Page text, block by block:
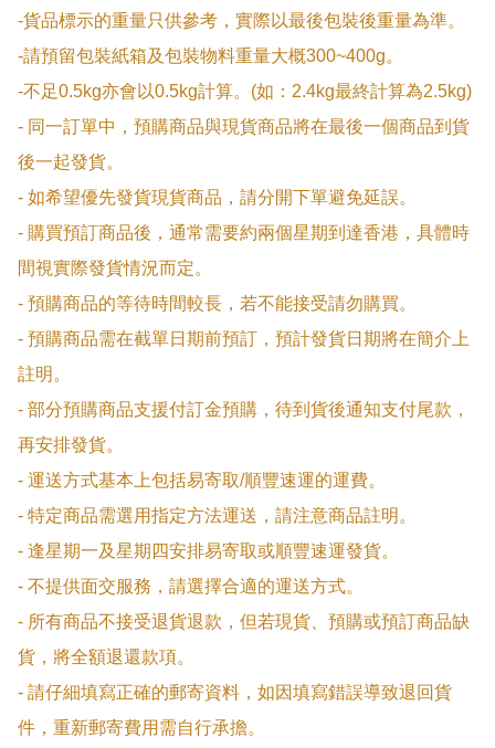
-貨品標示的重量只供參考，實際以最後包裝後重量為準。
-請預留包裝紙箱及包裝物料重量大概300~400g。
-不足0.5kg亦會以0.5kg計算。(如：2.4kg最終計算為2.5kg)
- 同一訂單中，預購商品與現貨商品將在最後一個商品到貨
後一起發貨。
- 如希望優先發貨現貨商品，請分開下單避免延誤。
- 購買預訂商品後，通常需要約兩個星期到達香港，具體時
間視實際發貨情況而定。
- 預購商品的等待時間較長，若不能接受請勿購買。
- 預購商品需在截單日期前預訂，預計發貨日期將在簡介上
註明。
- 部分預購商品支援付訂金預購，待到貨後通知支付尾款，
再安排發貨。
- 運送方式基本上包括易寄取/順豐速運的運費。
- 特定商品需選用指定方法運送，請注意商品註明。
- 逢星期一及星期四安排易寄取或順豐速運發貨。
- 不提供面交服務，請選擇合適的運送方式。
- 所有商品不接受退貨退款，但若現貨、預購或預訂商品缺
貨，將全額退還款項。
- 請仔細填寫正確的郵寄資料，如因填寫錯誤導致退回貨
件，重新郵寄費用需自行承擔。